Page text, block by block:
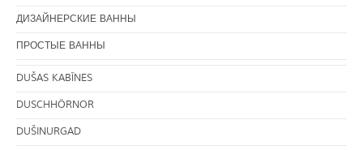
ДИЗАЙНЕРСКИЕ ВАННЫ
ПРОСТЫЕ ВАННЫ
DUŠAS KABĪNES
DUSCHHÖRNOR
DUŠINURGAD